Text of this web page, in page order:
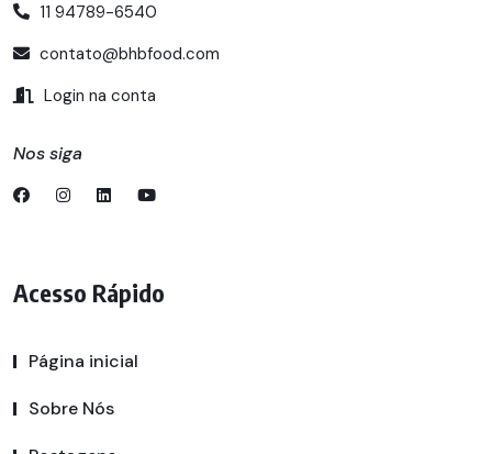
11 94789-6540
contato@bhbfood.com
Login na conta
Nos siga
Acesso Rápido
Página inicial
Sobre Nós